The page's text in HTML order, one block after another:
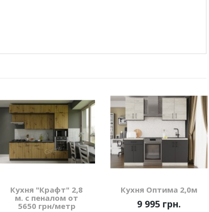
Кухня "Крафт" 2,8
м. с пеналом от
5650 грн/метр
Кухня Оптима 2,0м
9 995 грн.